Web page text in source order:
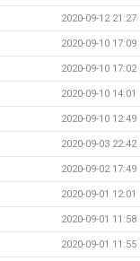
2020-09-12 21:27
2020-09-10 17:09
2020-09-10 17:02
2020-09-10 14:01
2020-09-10 12:49
2020-09-03 22:42
2020-09-02 17:49
2020-09-01 12:01
2020-09-01 11:58
2020-09-01 11:55